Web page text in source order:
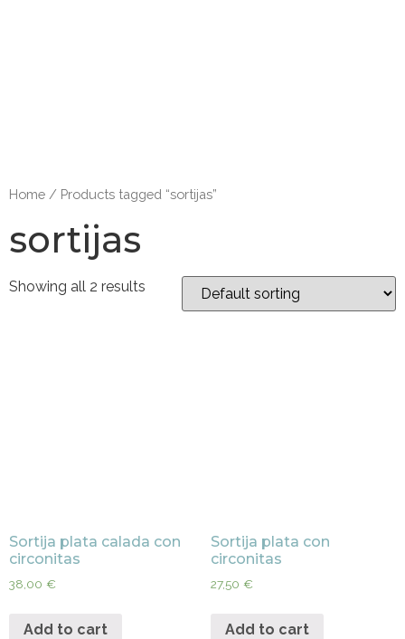
Home / Products tagged “sortijas”
sortijas
Showing all 2 results
Sortija plata calada con
circonitas
38,00 €
Add to cart
Sortija plata con
circonitas
27,50 €
Add to cart